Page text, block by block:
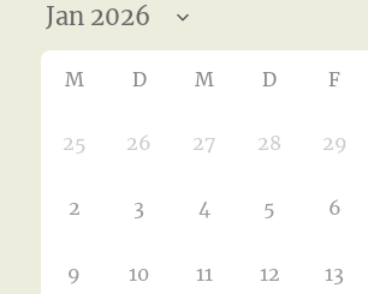
M D M D F
25 26 27 28 29
2 3 4 5 6
9 10 11 12 13